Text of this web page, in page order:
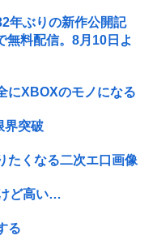
年ぶりの新作公開記
料配信。8月10日よ
にXBOXのモノになる
界突破
たくなる二次エ口画像
ど高い…
る